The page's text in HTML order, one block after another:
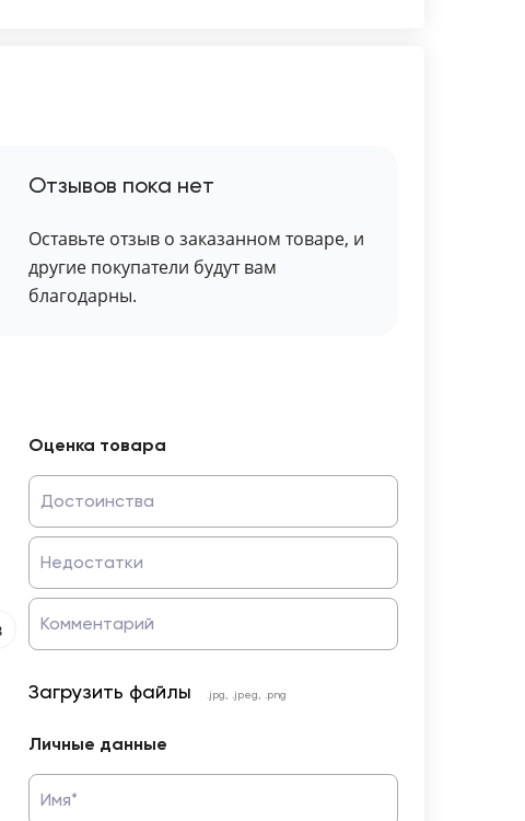
Отзывов пока нет
Оставьте отзыв о заказанном товаре, и
другие покупатели будут вам
благодарны.
Оценка товара
Достоинства
Недостатки
Комментарий
Загрузить файлы .jpg, .jpeg, .png
Личные данные
Имя*